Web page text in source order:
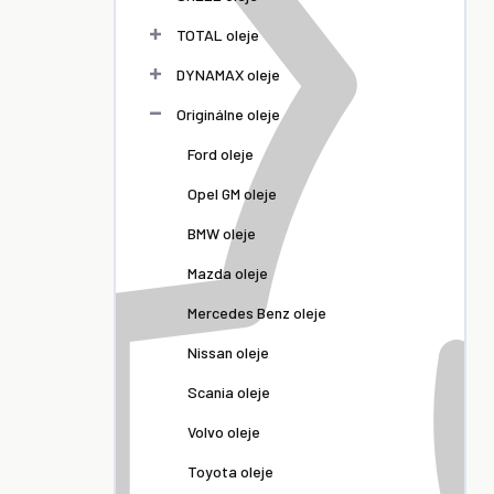
TOTAL oleje
DYNAMAX oleje
Originálne oleje
Ford oleje
Opel GM oleje
BMW oleje
Mazda oleje
Mercedes Benz oleje
Nissan oleje
Scania oleje
Volvo oleje
Toyota oleje